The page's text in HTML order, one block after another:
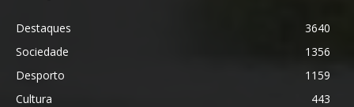
Destaques
3640
Sociedade
1356
Desporto
1159
Cultura
443